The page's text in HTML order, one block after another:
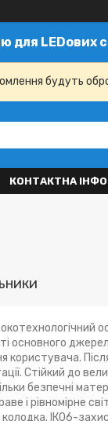
для LEDових
будуть
КОНТАКТНА
основного
користувача.
Стійкий до
безпечні
і рівномірне
ІК06-